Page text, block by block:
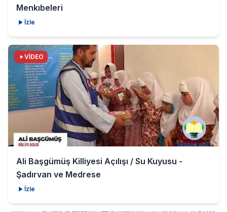
Menkıbeleri
İzle
VİDEO
Ali Başgümüş Killiyesi Açılışı / Su Kuyusu -
Şadırvan ve Medrese
İzle